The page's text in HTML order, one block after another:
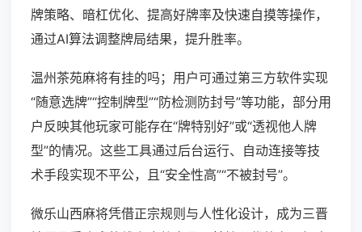
牌策略、暗杠优化、提高好牌率及快速自摸等操作，
通过AI算法调整牌局结果，提升胜率。
温州茶苑麻将有挂的吗；用户可通过第三方软件实现
“随意选牌”“控制牌型”“防检测防封号”等功能，部分用
户反映其他玩家可能存在“牌特别好”或“透视他人牌
型”的情况。这些工具通过后台运行、自动连接等技
术手段实现不平公，且“安全性高”“不被封号”。
微乐山西麻将凭借正宗规则与人性化设计，成为三晋